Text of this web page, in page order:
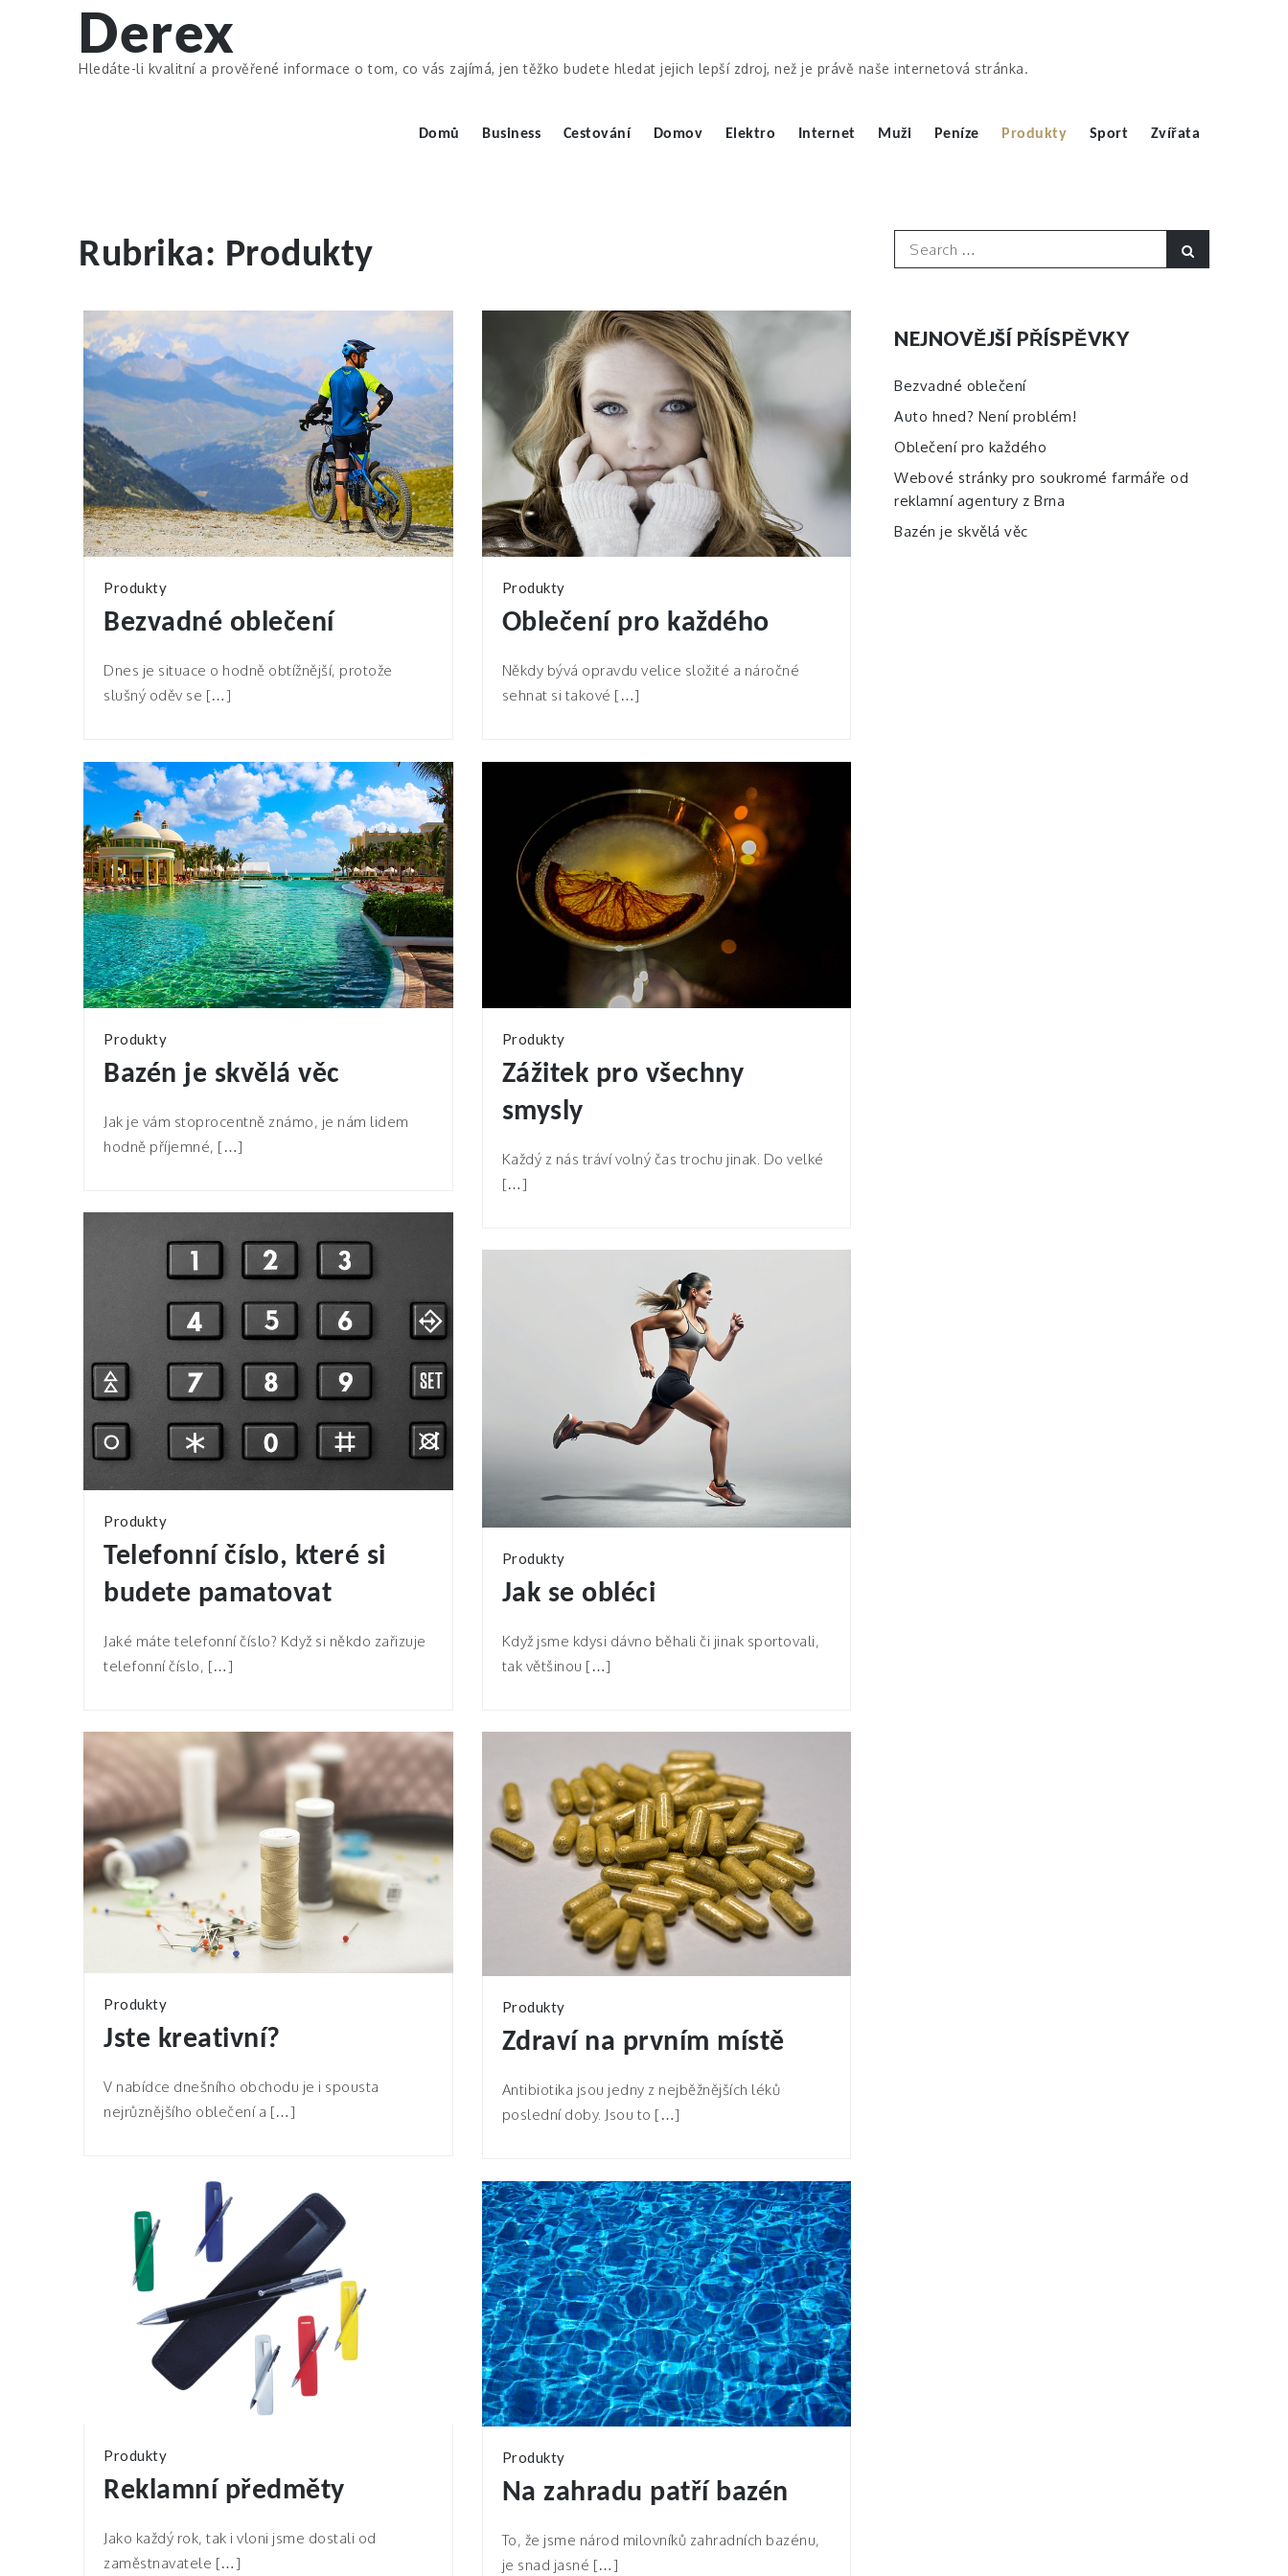
Derex
Hledáte-li kvalitní a prověřené informace o tom, co vás zajímá, jen těžko budete hledat jejich lepší zdroj, než je právě naše internetová stránka.
Domů Business Cestování Domov Elektro Internet Muži Peníze Produkty Sport Zvířata
Rubrika: Produkty
Produkty
Bezvadné oblečení
Dnes je situace o hodně obtížnější, protože
slušný oděv se […]
Produkty
Oblečení pro každého
Někdy bývá opravdu velice složité a náročné
sehnat si takové […]
Produkty
Bazén je skvělá věc
Jak je vám stoprocentně známo, je nám lidem
hodně příjemné, […]
Produkty
Zážitek pro všechny
smysly
Každý z nás tráví volný čas trochu jinak. Do velké
[…]
Produkty
Telefonní číslo, které si
budete pamatovat
Jaké máte telefonní číslo? Když si někdo zařizuje
telefonní číslo, […]
Produkty
Jak se obléci
Když jsme kdysi dávno běhali či jinak sportovali,
tak většinou […]
Produkty
Jste kreativní?
V nabídce dnešního obchodu je i spousta
nejrůznějšího oblečení a […]
Produkty
Zdraví na prvním místě
Antibiotika jsou jedny z nejběžnějších léků
poslední doby. Jsou to […]
Produkty
Reklamní předměty
Jako každý rok, tak i vloni jsme dostali od
zaměstnavatele […]
Produkty
Na zahradu patří bazén
To, že jsme národ milovníků zahradních bazénu,
je snad jasné […]
Search
for:
NEJNOVĚJŠÍ PŘÍSPĚVKY
Bezvadné oblečení
Auto hned? Není problém!
Oblečení pro každého
Webové stránky pro soukromé farmáře od
reklamní agentury z Brna
Bazén je skvělá věc